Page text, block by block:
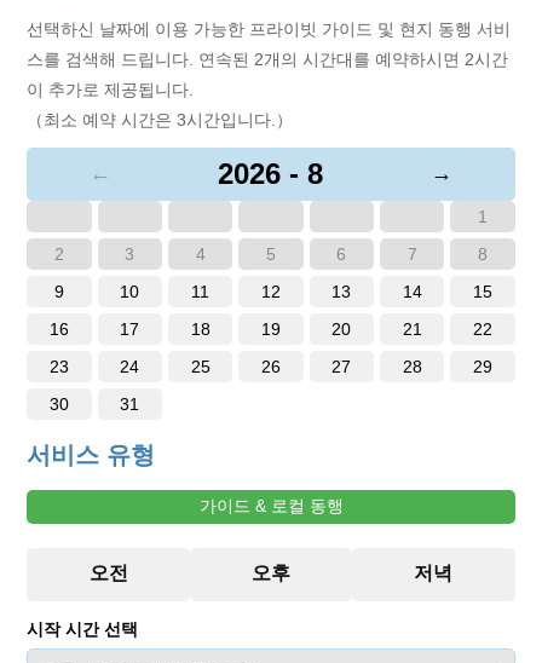
선택하신 날짜에 이용 가능한 프라이빗 가이드 및 현지 동행 서비
스를 검색해 드립니다. 연속된 2개의 시간대를 예약하시면 2시간
이 추가로 제공됩니다.
（최소 예약 시간은 3시간입니다.）
← 2026 - 8 →
1
2
3 4 5 6 7
8
9
10 11 12 13 14
15
16
17 18 19 20 21
22
23
24 25 26 27 28
29
30
31
서비스 유형
가이드 & 로컬 동행
시작 시간 선택